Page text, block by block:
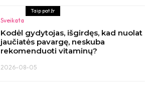
Taip pat žr
Sveikata
Kodėl gydytojas, išgirdęs, kad nuolat
jaučiatės pavargę, neskuba
rekomenduoti vitaminų?
2026-08-05